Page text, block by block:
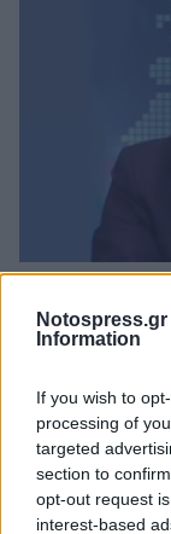
Notospress.gr
Information
If you wish to
processing of
targeted
section to
opt-out request
interest-based
αλλά δεν
δήμαρχος